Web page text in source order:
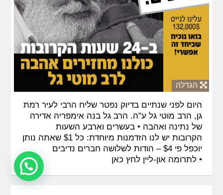
הגדלה
היום לפני שנתיים בדיוק נפטר שליח הרבי לעיר רמת
גן, הרב מוטי גל ע"ה. הרב גל בנה אימפריה אדירה
של נתינה ואהבה • בעשרים וארבע השעות
הקרובות יש לנו הזדמנות מיוחדת: כל $1 שאתה נותן
יוכפל פי $4 – הודות לשלושה חברים נדיבים
•לתרומה און-ליין לחץ כאן